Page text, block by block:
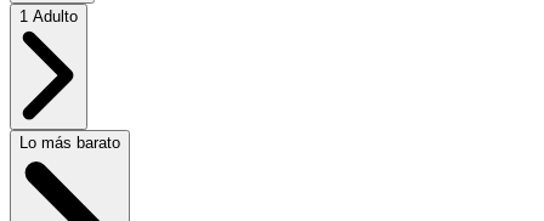
1 Adulto
Lo más barato